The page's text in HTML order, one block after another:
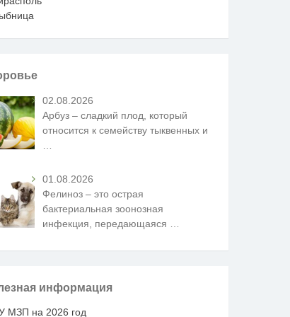
02.08.2026
Арбуз – сладкий плод, который
относится к семейству тыквенных и
01.08.2026
Фелиноз – это острая
бактериальная зоонозная
инфекция, передающаяся
информация
МЗП на 2026 год